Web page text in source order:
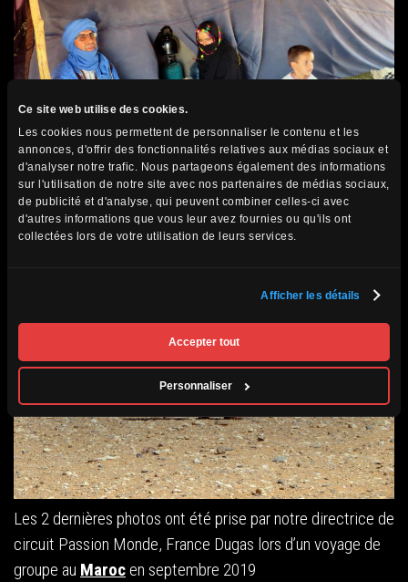
Ce site web utilise des cookies.
Les cookies nous permettent de personnaliser le contenu et les
annonces, d'offrir des fonctionnalités relatives aux médias sociaux et
d'analyser notre trafic. Nous partageons également des informations
sur l'utilisation de notre site avec nos partenaires de médias sociaux,
de publicité et d'analyse, qui peuvent combiner celles-ci avec
d'autres informations que vous leur avez fournies ou qu'ils ont
collectées lors de votre utilisation de leurs services.
Afficher les détails
Accepter tout
Personnaliser
Les 2 dernières photos ont été prise par notre directrice de
circuit Passion Monde, France Dugas lors d’un voyage de
groupe au Marocen septembre 2019